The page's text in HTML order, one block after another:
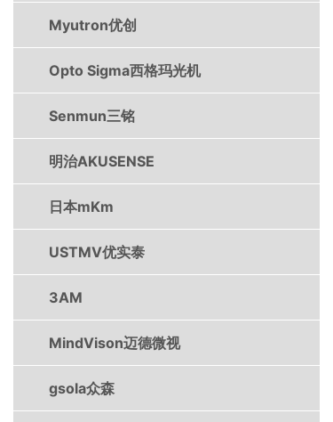
Myutron优创
Opto Sigma西格玛光机
Senmun三铭
明治AKUSENSE
日本mKm
USTMV优实泰
3AM
MindVison迈德微视
gsola众森